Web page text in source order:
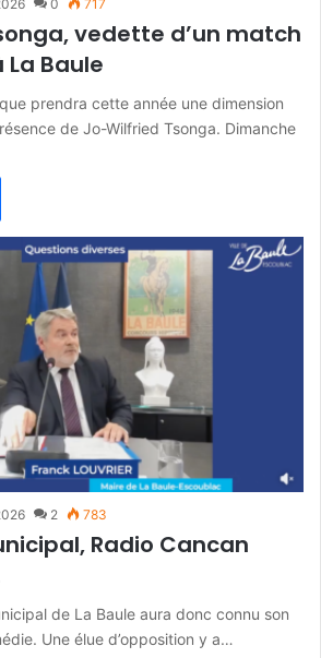
0 717
vedette d’un match
Baule
prendra cette année une dimension
de Jo-Wilfried Tsonga. Dimanche
2 783
Radio Cancan
de La Baule aura donc connu son
Une élue d’opposition y a…